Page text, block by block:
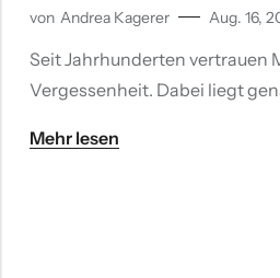
von Andrea Kagerer Aug. 16,
Seit Jahrhunderten vertrauen
Vergessenheit. Dabei liegt
Mehr lesen